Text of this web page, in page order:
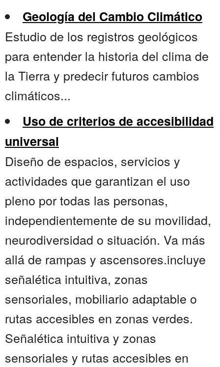
Geología del Cambio Climático
Estudio de los registros geológicos
para entender la historia del clima de
la Tierra y predecir futuros cambios
climáticos...
Uso de criterios de accesibilidad
universal
Diseño de espacios, servicios y
actividades que garantizan el uso
pleno por todas las personas,
independientemente de su movilidad,
neurodiversidad o situación. Va más
allá de rampas y ascensores.incluye
señalética intuitiva, zonas
sensoriales, mobiliario adaptable o
rutas accesibles en zonas verdes.
Señalética intuitiva y zonas
sensoriales y rutas accesibles en